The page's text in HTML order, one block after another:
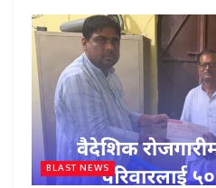
BLAST NEWS